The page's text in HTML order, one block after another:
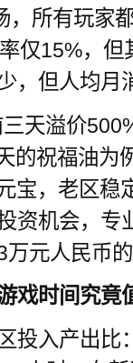
，所有玩家
仅15%，
，但人均月
天溢价
的祝福油为
宝，老区稳
资机会，专
万元人民币
戏时间究竟
投入产出比